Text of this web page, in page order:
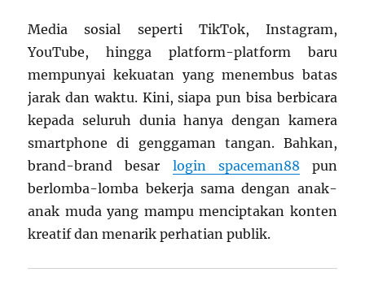
Media sosial seperti TikTok, Instagram,
YouTube, hingga platform-platform baru
mempunyai kekuatan yang menembus batas
jarak dan waktu. Kini, siapa pun bisa berbicara
kepada seluruh dunia hanya dengan kamera
smartphone di genggaman tangan. Bahkan,
brand-brand besar login spaceman88 pun
berlomba-lomba bekerja sama dengan anak-
anak muda yang mampu menciptakan konten
kreatif dan menarik perhatian publik.